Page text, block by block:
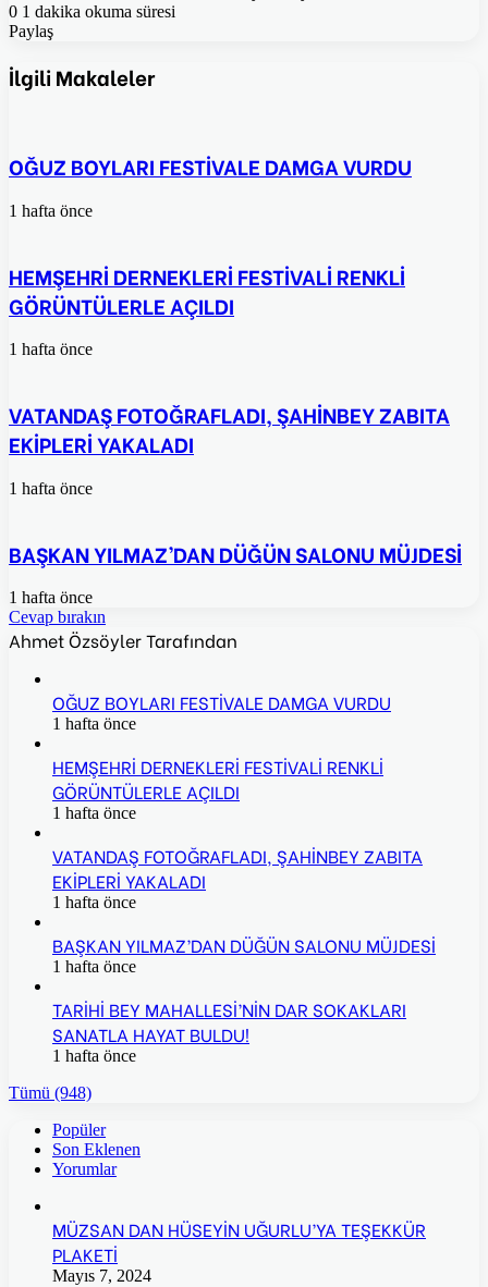
0 1 dakika okuma süresi
Paylaş
Posta
ile
İlgili Makaleler
OĞUZ BOYLARI FESTİVALE DAMGA VURDU
1 hafta önce
HEMŞEHRİ DERNEKLERİ FESTİVALİ RENKLİ
GÖRÜNTÜLERLE AÇILDI
1 hafta önce
VATANDAŞ FOTOĞRAFLADI, ŞAHİNBEY ZABITA
EKİPLERİ YAKALADI
1 hafta önce
BAŞKAN YILMAZ’DAN DÜĞÜN SALONU MÜJDESİ
1 hafta önce
Cevap bırakın
Ahmet Özsöyler Tarafından
OĞUZ BOYLARI FESTİVALE DAMGA VURDU
1 hafta önce
HEMŞEHRİ DERNEKLERİ FESTİVALİ RENKLİ
GÖRÜNTÜLERLE AÇILDI
1 hafta önce
VATANDAŞ FOTOĞRAFLADI, ŞAHİNBEY ZABITA
EKİPLERİ YAKALADI
1 hafta önce
BAŞKAN YILMAZ’DAN DÜĞÜN SALONU MÜJDESİ
1 hafta önce
TARİHİ BEY MAHALLESİ’NİN DAR SOKAKLARI
SANATLA HAYAT BULDU!
1 hafta önce
Tümü (948)
Popüler
Son Eklenen
Yorumlar
MÜZSAN DAN HÜSEYİN UĞURLU’YA TEŞEKKÜR
PLAKETİ
Mayıs 7, 2024